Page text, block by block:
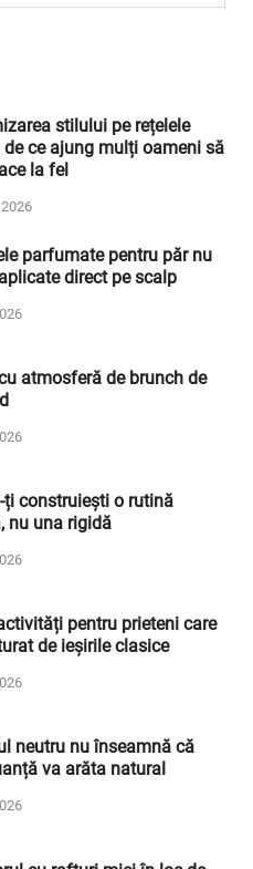
stilului pe rețelele
de ce ajung mulți oameni să
la fel
parfumate pentru păr nu
direct pe scalp
atmosferă de brunch de
ți construiești o rutină
nu una rigidă
pentru prieteni care
de ieșirile clasice
neutru nu înseamnă că
va arăta natural